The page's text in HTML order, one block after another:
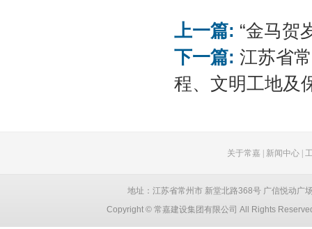
上一篇: “金马贺
下一篇: 江苏省
程、文明工地及
关于常嘉 新闻中心
地址：江苏省常州市 新堂北路368号 广信悦动
Copyright © 常嘉建设集团有限公司 All Rights